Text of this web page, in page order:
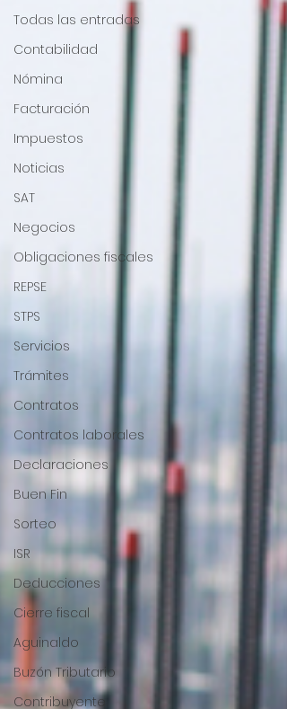
Todas las entradas
Contabilidad
Nómina
Facturación
Impuestos
Noticias
SAT
Negocios
Obligaciones fiscales
REPSE
STPS
Servicios
Trámites
Contratos
Contratos laborales
Declaraciones
Buen Fin
Sorteo
ISR
Deducciones
Cierre fiscal
Aguinaldo
Buzón Tributario
Contribuyente